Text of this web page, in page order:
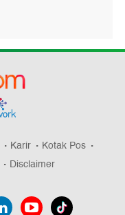
Karir
Kotak Pos
Disclaimer